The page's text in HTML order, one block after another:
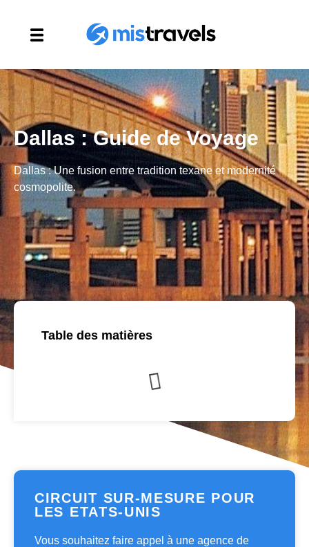
Dallas : Guide de Voyage
Dallas : Une fusion entre tradition texane et modernité
cosmopolite.
Table des matières
CIRCUIT SUR-MESURE POUR
LES ETATS-UNIS
Vous souhaitez faire appel à une agence de